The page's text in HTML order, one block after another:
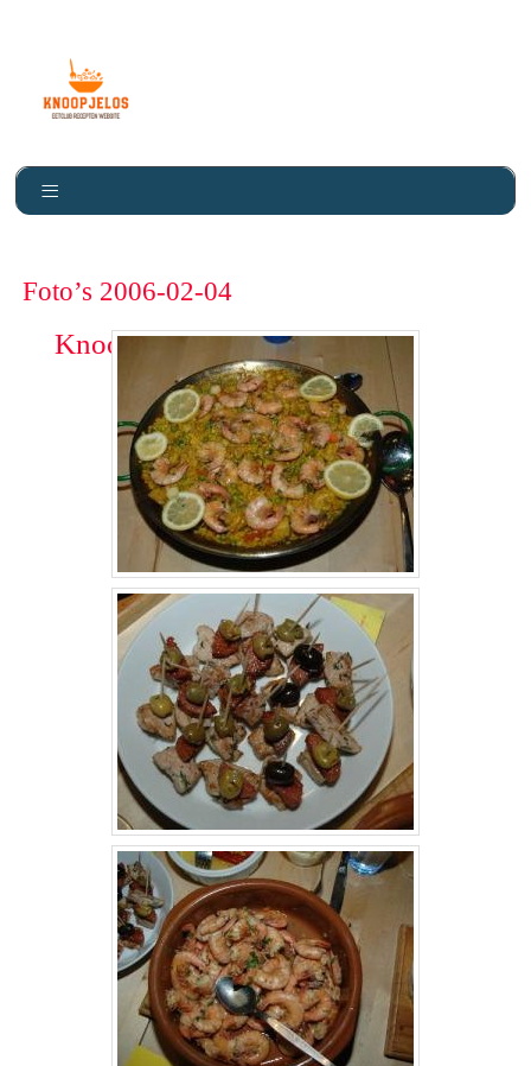
Knoopje Los
Foto’s 2006-02-04